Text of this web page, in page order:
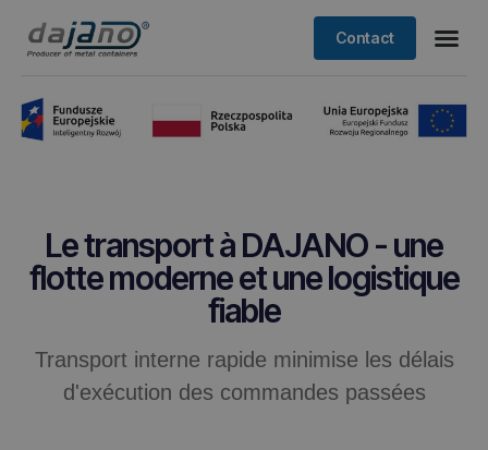
Contact
Le transport à DAJANO - une
flotte moderne et une logistique
fiable
Transport interne rapide minimise les délais
d'exécution des commandes passées